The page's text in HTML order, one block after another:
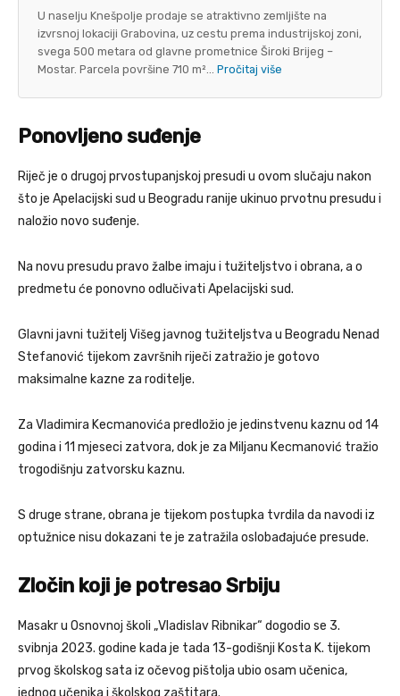
U naselju Knešpolje prodaje se atraktivno zemljište na
izvrsnoj lokaciji Grabovina, uz cestu prema industrijskoj zoni,
svega 500 metara od glavne prometnice Široki Brijeg –
Mostar. Parcela površine 710 m²... Pročitaj više
Ponovljeno suđenje
Riječ je o drugoj prvostupanjskoj presudi u ovom slučaju nakon
što je Apelacijski sud u Beogradu ranije ukinuo prvotnu presudu i
naložio novo suđenje.
Na novu presudu pravo žalbe imaju i tužiteljstvo i obrana, a o
predmetu će ponovno odlučivati Apelacijski sud.
Glavni javni tužitelj Višeg javnog tužiteljstva u Beogradu Nenad
Stefanović tijekom završnih riječi zatražio je gotovo
maksimalne kazne za roditelje.
Za Vladimira Kecmanovića predložio je jedinstvenu kaznu od 14
godina i 11 mjeseci zatvora, dok je za Miljanu Kecmanović tražio
trogodišnju zatvorsku kaznu.
S druge strane, obrana je tijekom postupka tvrdila da navodi iz
optužnice nisu dokazani te je zatražila oslobađajuće presude.
Zločin koji je potresao Srbiju
Masakr u Osnovnoj školi „Vladislav Ribnikar“ dogodio se 3.
svibnja 2023. godine kada je tada 13-godišnji Kosta K. tijekom
prvog školskog sata iz očevog pištolja ubio osam učenica,
jednog učenika i školskog zaštitara.